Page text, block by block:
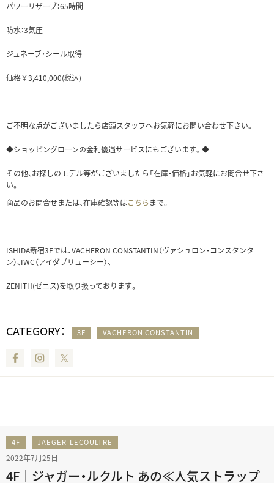
パワーリザーブ：65時間
防水：3気圧
ジュネーブ・シール取得
価格￥3,410,000(税込)
ご不明な点がございましたら店頭スタッフへお気軽にお問い合わせ下さい。
◆ショッピングローンの金利優遇サービスにもございます。◆
その他、お探しのモデル等がございましたら「在庫・価格」お気軽にお問合せ下さ
い。
商品のお問合せまたは、在庫確認等はこちら まで。
ISHIDA新宿3Fでは、VACHERON CONSTANTIN（ヴァシュロン・コンスタンタ
ン）、IWC（アイダブリューシー）、
ZENITH(ゼニス)を取り扱っております。
CATEGORY： 3F VACHERON CONSTANTIN
FacebookInstagram
4F JAEGER-LECOULTRE
2022年7月25日
4F｜ジャガー・ルクルト あの≪人気ストラップ